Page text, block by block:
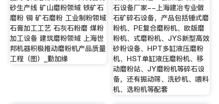
砂生产线 矿山磨粉领域 铁矿石
磨粉 铜 矿石磨粉 工业制粉领域
石膏加工工艺 石灰石粉磨 煤粉
加工设备 建筑磨粉领域 上海世
邦机器积极推动磨粉机产品质量
工程（图）_勤加缘
石设备厂家--上海建冶专业做
石矿碎石设备，产品包括锤式磨
粉机、PE复合磨粉机、欧版磨
粉机、式磨粉机、JYS新型高效
砂粉设备、HPT多缸液压磨粉
机、HST单缸液压磨粉机、移
动磨粉站、JY磨粉机等碎石设
备，还有振动筛、洗砂机、喂料
机、选粉机等配套